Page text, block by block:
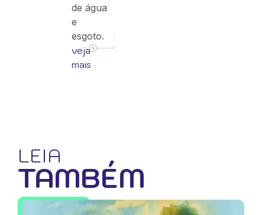
de água
e
esgoto.
veja
mais
LEIA
TAMBÉM